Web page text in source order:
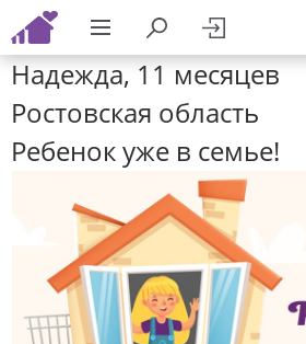
Надежда, 11 месяцев
Ростовская область
Ребенок уже в семье!